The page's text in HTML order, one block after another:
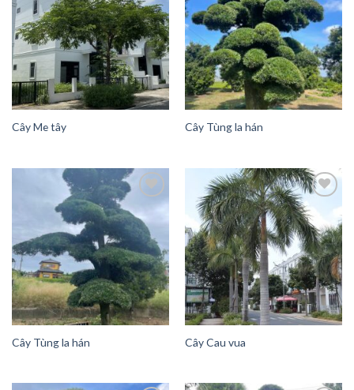
Add to
Wishlist
Cây Me tây
Add to
Wishlist
Cây Tùng la hán
Add to
Wishlist
Cây Tùng la hán
Add to
Wishlist
Cây Cau vua